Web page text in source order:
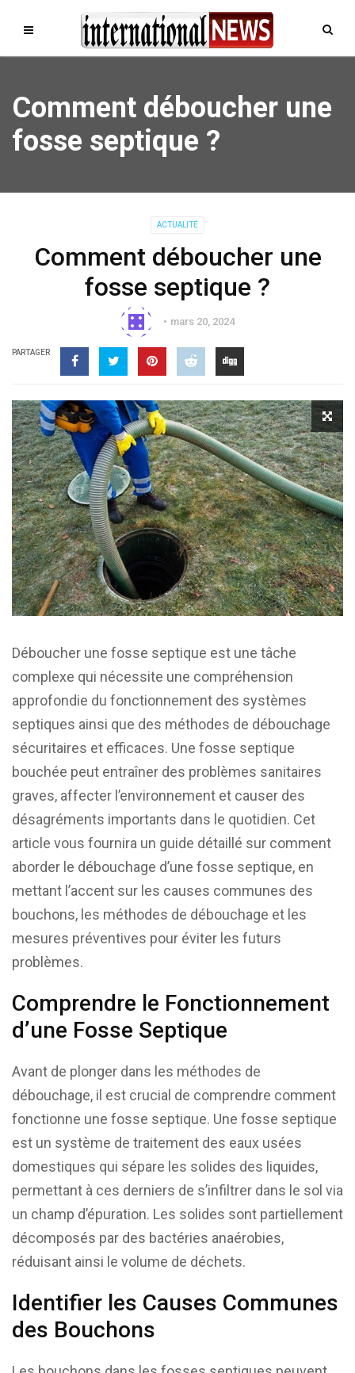
Comment déboucher une
fosse septique ?
ACTUALITÉ
Comment déboucher une
fosse septique ?
mars 20, 2024
PARTAGER
Déboucher une fosse septique est une tâche
complexe qui nécessite une compréhension
approfondie du fonctionnement des systèmes
septiques ainsi que des méthodes de débouchage
sécuritaires et efficaces. Une fosse septique
bouchée peut entraîner des problèmes sanitaires
graves, affecter l’environnement et causer des
désagréments importants dans le quotidien. Cet
article vous fournira un guide détaillé sur comment
aborder le débouchage d’une fosse septique, en
mettant l’accent sur les causes communes des
bouchons, les méthodes de débouchage et les
mesures préventives pour éviter les futurs
problèmes.
Comprendre le Fonctionnement
d’une Fosse Septique
Avant de plonger dans les méthodes de
débouchage, il est crucial de comprendre comment
fonctionne une fosse septique. Une fosse septique
est un système de traitement des eaux usées
domestiques qui sépare les solides des liquides,
permettant à ces derniers de s’infiltrer dans le sol via
un champ d’épuration. Les solides sont partiellement
décomposés par des bactéries anaérobies,
réduisant ainsi le volume de déchets.
Identifier les Causes Communes
des Bouchons